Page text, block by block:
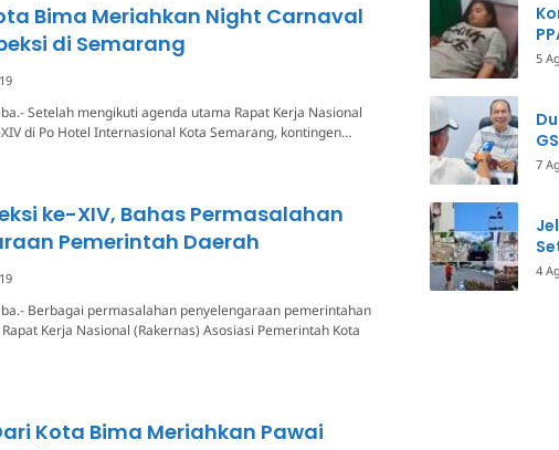
Bima Meriahkan Night Carnaval
di Semarang
Setelah mengikuti agenda utama Rapat Kerja Nasional
di Po Hotel Internasional Kota Semarang, kontingen…
ke-XIV, Bahas Permasalahan
Pemerintah Daerah
Berbagai permasalahan penyelengaraan pemerintahan
Kerja Nasional (Rakernas) Asosiasi Pemerintah Kota
Kota Bima Meriahkan Pawai
5
7
4